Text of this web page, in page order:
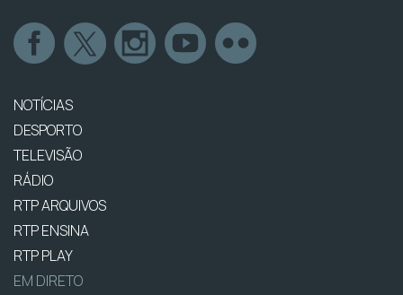
NOTÍCIAS
DESPORTO
TELEVISÃO
RÁDIO
RTP ARQUIVOS
RTP ENSINA
RTP PLAY
EM DIRETO